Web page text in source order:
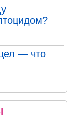
— что